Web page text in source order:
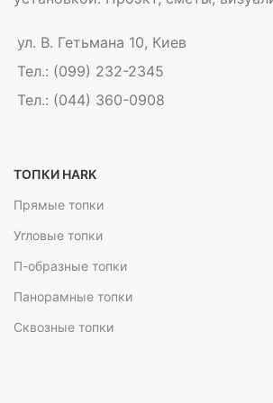
ул. В. Гетьмана 10, Киев
Тел.: (099) 232-2345
Тел.: (044) 360-0908
ТОПКИ HARK
Прямые топки
Угловые топки
П-образные топки
Панорамные топки
Сквозные топки